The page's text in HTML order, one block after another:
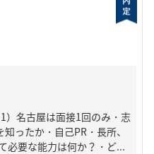
）名古屋は面接1回のみ・志
ったか・自己PR・長所、
必要な能力は何か？・ど...